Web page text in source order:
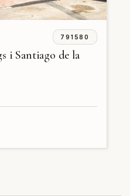
791580
i Santiago de la